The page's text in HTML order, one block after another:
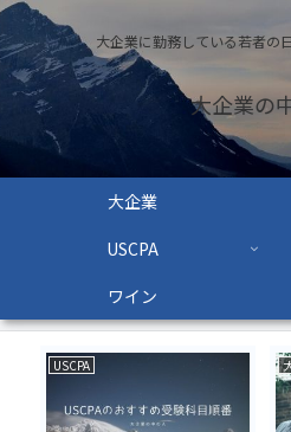
大企業に勤務している若者の
大企業の
大企業
USCPA
ワイン
USCPA